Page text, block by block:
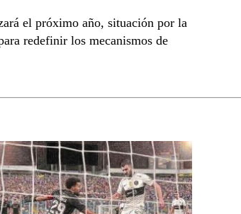
el próximo año, situación por la
redefinir los mecanismos de